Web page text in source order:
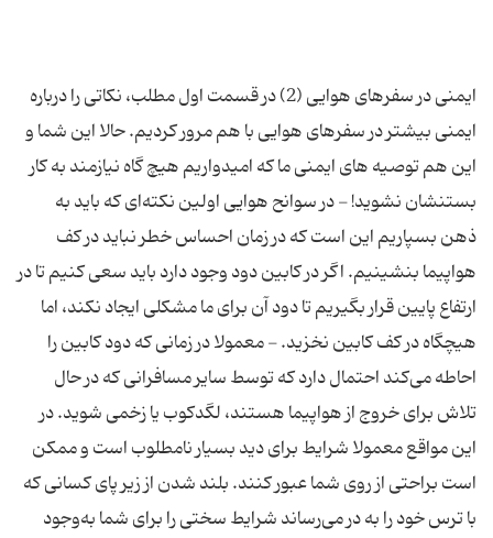
ایمنی در سفرهای هوایی (2) در قسمت اول مطلب، نکاتی را درباره
ایمنی بیشتر در سفرهای هوایی با هم مرور کردیم. حالا این شما و
این هم توصیه های ایمنی ما که امیدواریم هیچ گاه نیازمند به کار
بستنشان نشوید! - در سوانح هوایی اولین نكته‌ای كه باید به
ذهن بسپاریم این است كه در زمان احساس خطر نباید در كف
هواپیما بنشینیم. اگر در كابین دود وجود دارد باید سعی كنیم تا در
ارتفاع پایین قرار بگیریم تا دود آن برای ما مشكلی ایجاد نكند، اما
هیچگاه در كف كابین نخزید. - معمولا در زمانی كه دود كابین را
احاطه می‌كند احتمال دارد كه توسط سایر مسافرانی كه در حال
تلاش برای خروج از هواپیما هستند، لگدكوب یا زخمی شوید. در
این مواقع معمولا شرایط برای دید بسیار نامطلوب است و ممكن
است براحتی از روی شما عبور كنند. بلند شدن از زیر پای كسانی كه
با ترس خود را به در می‌رساند شرایط سختی را برای شما به‌وجود